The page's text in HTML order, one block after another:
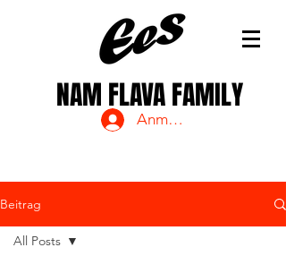
NAM FLAVA FAMILY
Anmelden
Beitrag
All Posts